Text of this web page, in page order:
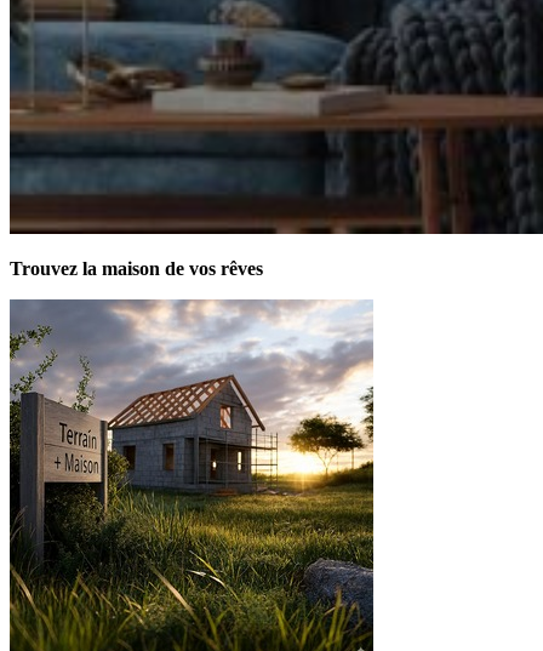
Trouvez la maison de vos rêves